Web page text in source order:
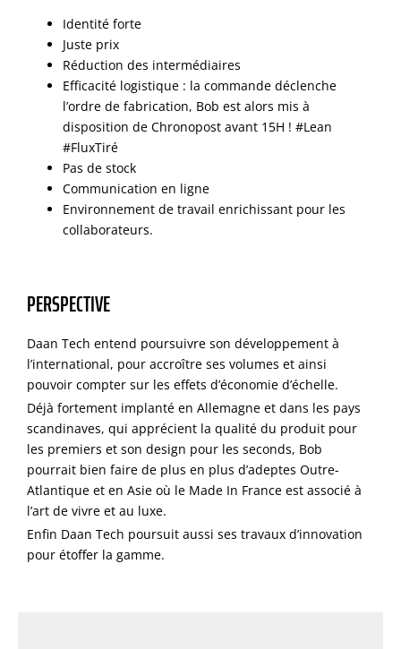
Identité forte
Juste prix
Réduction des intermédiaires
Efficacité logistique : la commande déclenche
l’ordre de fabrication, Bob est alors mis à
disposition de Chronopost avant 15H ! #Lean
#FluxTiré
Pas de stock
Communication en ligne
Environnement de travail enrichissant pour les
collaborateurs.
PERSPECTIVE
Daan Tech entend poursuivre son développement à
l’international, pour accroître ses volumes et ainsi
pouvoir compter sur les effets d’économie d’échelle.
Déjà fortement implanté en Allemagne et dans les pays
scandinaves, qui apprécient la qualité du produit pour
les premiers et son design pour les seconds, Bob
pourrait bien faire de plus en plus d’adeptes Outre-
Atlantique et en Asie où le Made In France est associé à
l’art de vivre et au luxe.
Enfin Daan Tech poursuit aussi ses travaux d’innovation
pour étoffer la gamme.